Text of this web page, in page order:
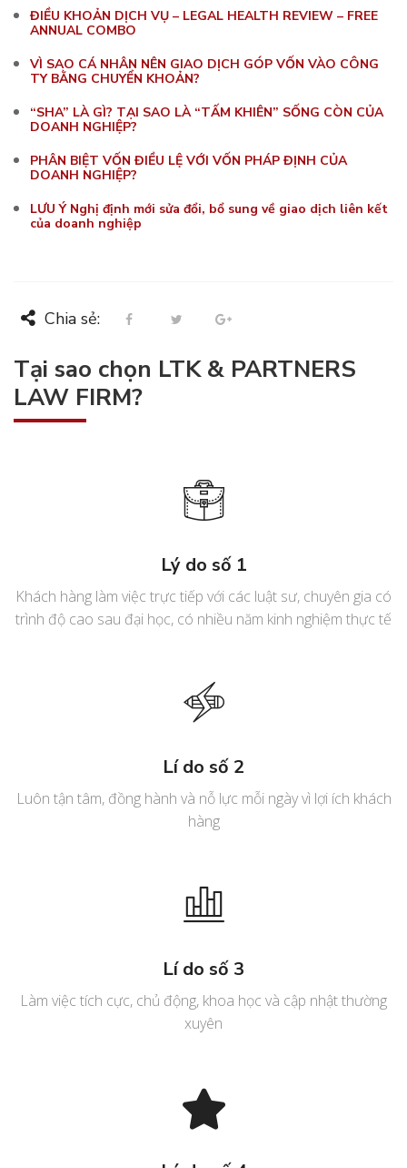
ĐIỀU KHOẢN DỊCH VỤ – LEGAL HEALTH REVIEW – FREE
ANNUAL COMBO
VÌ SAO CÁ NHÂN NÊN GIAO DỊCH GÓP VỐN VÀO CÔNG
TY BẰNG CHUYỂN KHOẢN?
“SHA” LÀ GÌ? TẠI SAO LÀ “TẤM KHIÊN” SỐNG CÒN CỦA
DOANH NGHIỆP?
PHÂN BIỆT VỐN ĐIỀU LỆ VỚI VỐN PHÁP ĐỊNH CỦA
DOANH NGHIỆP?
LƯU Ý Nghị định mới sửa đổi, bổ sung về giao dịch liên kết
của doanh nghiệp
Chia sẻ:
Tại sao chọn LTK & PARTNERS
LAW FIRM?
Lý do số 1
Khách hàng làm việc trực tiếp với các luật sư, chuyên gia có
trình độ cao sau đại học, có nhiều năm kinh nghiệm thực tế
Lí do số 2
Luôn tận tâm, đồng hành và nỗ lực mỗi ngày vì lợi ích khách
hàng
Lí do số 3
Làm việc tích cực, chủ động, khoa học và cập nhật thường
xuyên